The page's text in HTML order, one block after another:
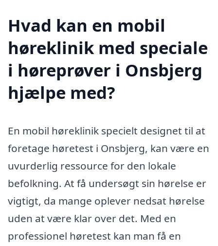
Hvad kan en mobil
høreklinik med speciale
i høreprøver i Onsbjerg
hjælpe med?
En mobil høreklinik specielt designet til at
foretage høretest i Onsbjerg, kan være en
uvurderlig ressource for den lokale
befolkning. At få undersøgt sin hørelse er
vigtigt, da mange oplever nedsat hørelse
uden at være klar over det. Med en
professionel høretest kan man få en